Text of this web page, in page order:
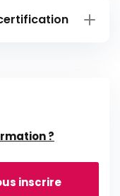
proposés.
fixe la
?
inscrire